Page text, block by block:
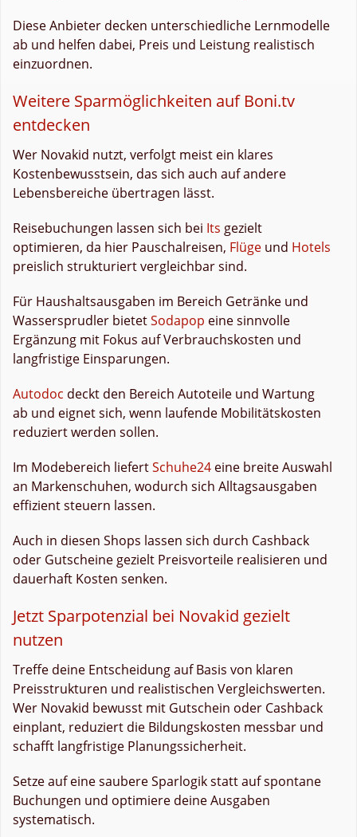
Diese Anbieter decken unterschiedliche Lernmodelle
ab und helfen dabei, Preis und Leistung realistisch
einzuordnen.
Weitere Sparmöglichkeiten auf Boni.tv
entdecken
Wer Novakid nutzt, verfolgt meist ein klares
Kostenbewusstsein, das sich auch auf andere
Lebensbereiche übertragen lässt.
Reisebuchungen lassen sich bei Its gezielt
optimieren, da hier Pauschalreisen, Flüge und Hotels
preislich strukturiert vergleichbar sind.
Für Haushaltsausgaben im Bereich Getränke und
Wassersprudler bietetSodapop eine sinnvolle
Ergänzung mit Fokus auf Verbrauchskosten und
langfristige Einsparungen.
Autodoc deckt den Bereich Autoteile und Wartung
ab und eignet sich, wenn laufende Mobilitätskosten
reduziert werden sollen.
Im Modebereich liefertSchuhe24 eine breite Auswahl
an Markenschuhen, wodurch sich Alltagsausgaben
effizient steuern lassen.
Auch in diesen Shops lassen sich durch Cashback
oder Gutscheine gezielt Preisvorteile realisieren und
dauerhaft Kosten senken.
Jetzt Sparpotenzial bei Novakid gezielt
nutzen
Treffe deine Entscheidung auf Basis von klaren
Preisstrukturen und realistischen Vergleichswerten.
Wer Novakid bewusst mit Gutschein oder Cashback
einplant, reduziert die Bildungskosten messbar und
schafft langfristige Planungssicherheit.
Setze auf eine saubere Sparlogik statt auf spontane
Buchungen und optimiere deine Ausgaben
systematisch.